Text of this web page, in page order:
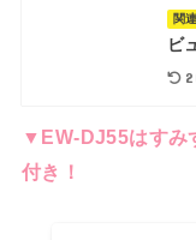
関
ビ
▼EW-DJ55はすみ
付き！